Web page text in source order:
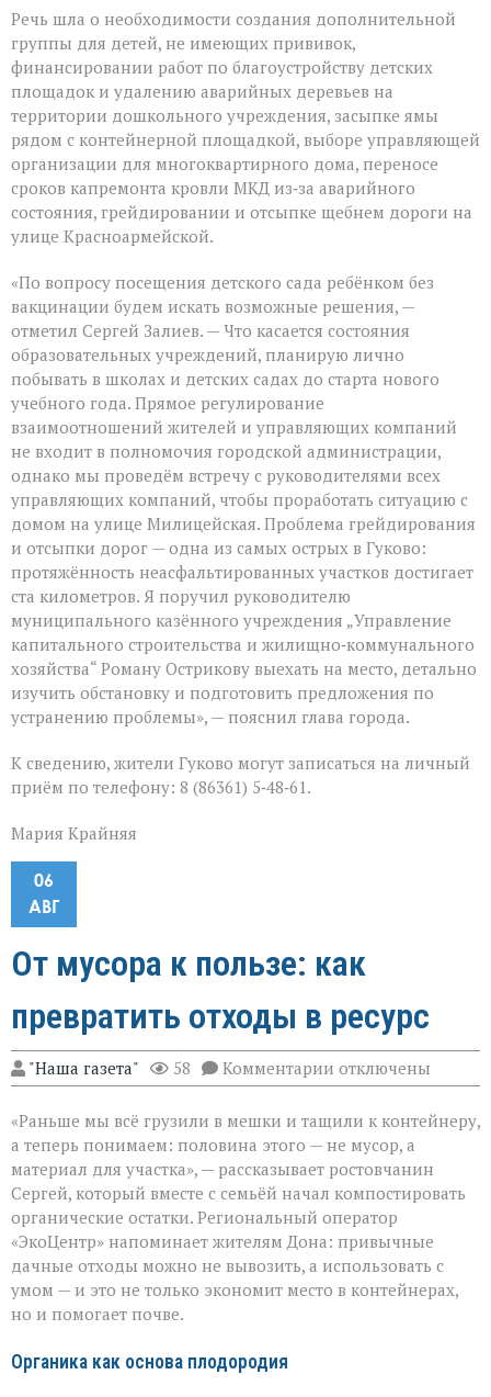
приём
жителей
Речь шла о необходимости создания дополнительной
группы для детей, не имеющих прививок,
финансировании работ по благоустройству детских
площадок и удалению аварийных деревьев на
территории дошкольного учреждения, засыпке ямы
рядом с контейнерной площадкой, выборе управляющей
организации для многоквартирного дома, переносе
сроков капремонта кровли МКД из‑за аварийного
состояния, грейдировании и отсыпке щебнем дороги на
улице Красноармейской.
«По вопросу посещения детского сада ребёнком без
вакцинации будем искать возможные решения, —
отметил Сергей Залиев. — Что касается состояния
образовательных учреждений, планирую лично
побывать в школах и детских садах до старта нового
учебного года. Прямое регулирование
взаимоотношений жителей и управляющих компаний
не входит в полномочия городской администрации,
однако мы проведём встречу с руководителями всех
управляющих компаний, чтобы проработать ситуацию с
домом на улице Милицейская. Проблема грейдирования
и отсыпки дорог — одна из самых острых в Гуково:
протяжённость неасфальтированных участков достигает
ста километров. Я поручил руководителю
муниципального казённого учреждения „Управление
капитального строительства и жилищно‑коммунального
хозяйства“ Роману Острикову выехать на место, детально
изучить обстановку и подготовить предложения по
устранению проблемы», — пояснил глава города.
К сведению, жители Гуково могут записаться на личный
приём по телефону: 8 (86361) 5‑48‑61.
Мария Крайняя
06
АВГ
От мусора к пользе: как
превратить отходы в ресурс
"Наша газета" 58 Комментарии к
записи
мусора
к
пользе:
как
превратить
отходы
в
ресурс
отключены
«Раньше мы всё грузили в мешки и тащили к контейнеру,
а теперь понимаем: половина этого — не мусор, а
материал для участка», — рассказывает ростовчанин
Сергей, который вместе с семьёй начал компостировать
органические остатки. Региональный оператор
«ЭкоЦентр» напоминает жителям Дона: привычные
дачные отходы можно не вывозить, а использовать с
умом — и это не только экономит место в контейнерах,
но и помогает почве.
Органика как основа плодородия